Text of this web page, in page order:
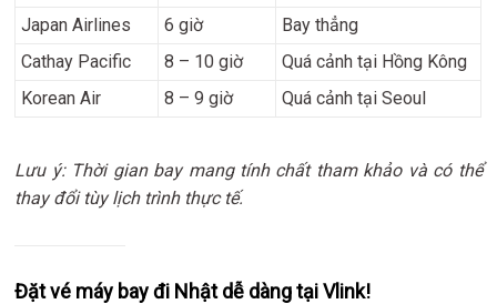
Japan Airlines
6 giờ
Bay thẳng
Cathay Pacific
8 – 10 giờ
Quá cảnh tại Hồng Kông
Korean Air
8 – 9 giờ Quá cảnh tại Seoul
Lưu ý: Thời gian bay mang tính chất tham khảo và có thể
thay đổi tùy lịch trình thực tế.
Đặt vé máy bay đi Nhật dễ dàng tại Vlink!